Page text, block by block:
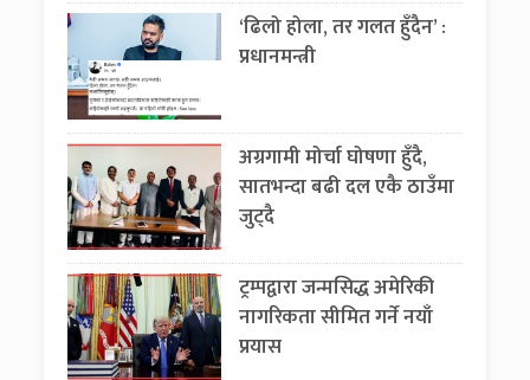
‘ढिलो होला, तर गलत हुँदैन’ :
प्रधानमन्त्री
अग्रगामी मोर्चा घोषणा हुँदै,
सातभन्दा बढी दल एकै ठाउँमा
जुट्दै
ट्रम्पद्वारा जन्मसिद्ध अमेरिकी
नागरिकता सीमित गर्ने नयाँ
प्रयास